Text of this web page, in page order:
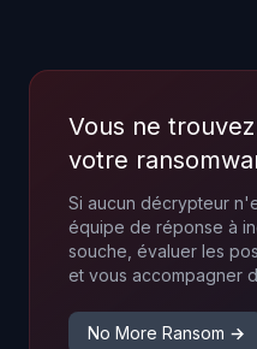
Vous ne
votre
Si aucun décrypteur
équipe de réponse à
souche, évaluer les
et vous accompagner
No More Ransom →